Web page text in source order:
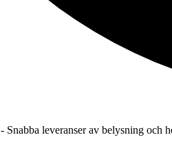
- Snabba leveranser av belysning och